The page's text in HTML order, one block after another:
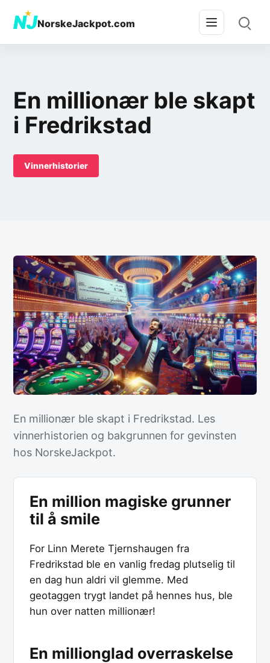
NJ
★
NorskeJackpot.com
En millionær ble skapt
i Fredrikstad
Vinnerhistorier
En millionær ble skapt i Fredrikstad. Les
vinnerhistorien og bakgrunnen for gevinsten
hos NorskeJackpot.
En million magiske grunner
til å smile
For Linn Merete Tjernshaugen fra
Fredrikstad ble en vanlig fredag plutselig til
en dag hun aldri vil glemme. Med
geotaggen trygt landet på hennes hus, ble
hun over natten millionær!
En millionglad overraskelse